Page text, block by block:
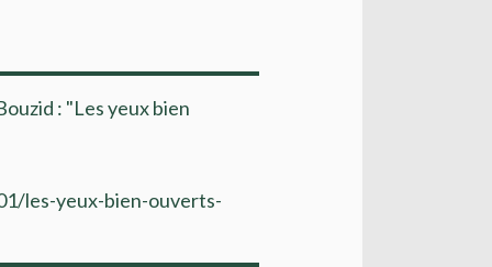
: "Les yeux bien
les-yeux-bien-ouverts-